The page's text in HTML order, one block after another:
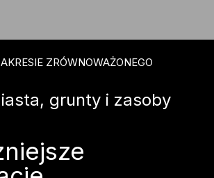
ZRÓWNOWAŻONEGO
grunty i zasoby